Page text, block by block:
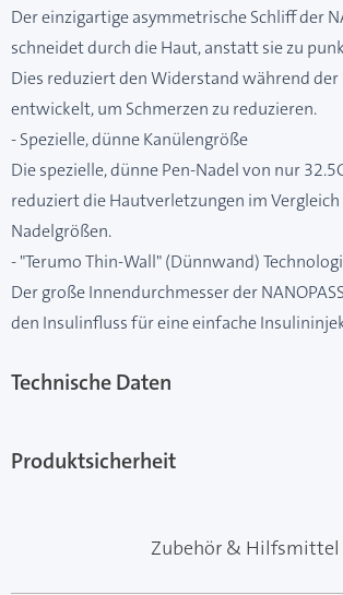
Der einzigartige asymmetrische Schliff der
schneidet durch die Haut, anstatt sie zu
Dies reduziert den Widerstand während
entwickelt, um Schmerzen zu reduzieren.
- Spezielle, dünne Kanülengröße
Die spezielle, dünne Pen-Nadel von nur
reduziert die Hautverletzungen im Vergleich
Nadelgrößen.
- "Terumo Thin-Wall" (Dünnwand)
Der große Innendurchmesser der
den Insulinfluss für eine einfache
Technische Daten
Produktsicherheit
Zubehör & Hilfsmittel